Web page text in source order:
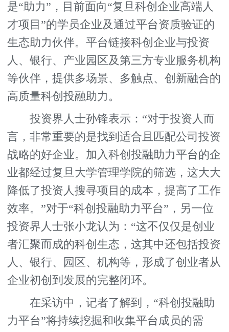
是“助力”，目前面向“复旦科创企业高端人
才项目”的学员企业及通过平台资质验证的
生态助力伙伴。平台链接科创企业与投资
人、银行、产业园区及第三方专业服务机构
等伙伴，提供多场景、多触点、创新融合的
高质量科创投融助力。
投资界人士孙锋表示：“对于投资人而
言，非常重要的是找到适合且匹配公司投资
战略的好企业。加入科创投融助力平台的企
业都经过复旦大学管理学院的筛选，这大大
降低了投资人搜寻项目的成本，提高了工作
效率。”对于“科创投融助力平台”，另一位
投资界人士张小龙认为：“这不仅仅是创业
者汇聚而成的科创生态，这其中还包括投资
人、银行、园区、机构等，形成了创业者从
企业初创到发展的完整闭环。
在采访中，记者了解到，“科创投融助
力平台”将持续挖掘和收集平台成员的需